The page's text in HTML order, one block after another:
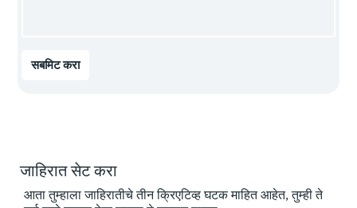
सबमिट करा
जाहिरात सेट करा
आता तुम्हाला जाहिरातीचे तीन क्रिएटिव्ह घटक माहित आहेत, तुम्ही ते